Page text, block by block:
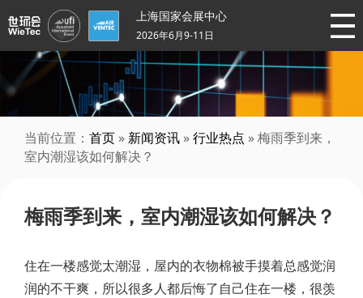
上海国家会展中心
2026年6月9-11日
当前位置： 首页 » 新闻资讯 »行业热点 » 梅雨季到来，
室内潮湿该如何解决？
梅雨季到来，室内潮湿该如何解决？
住在一楼感觉太潮湿，屋内的衣物棉被手摸着总感觉润
润的不干爽，所以很多人都后悔了自己住在一楼，很羡